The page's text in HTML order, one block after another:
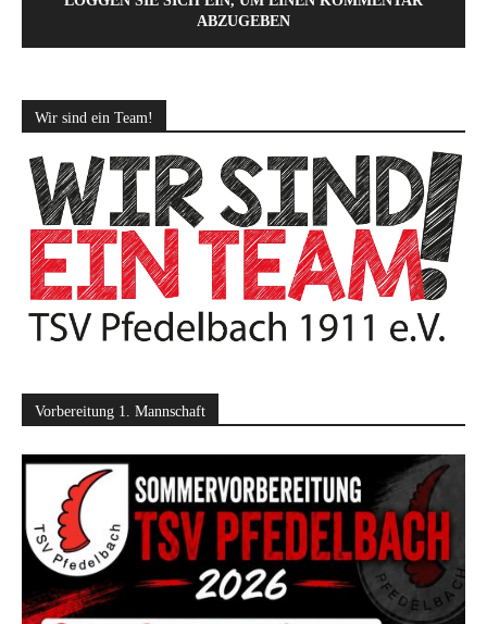
ABZUGEBEN
Wir sind ein Team!
Vorbereitung 1. Mannschaft